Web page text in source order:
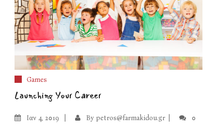
Games
Launching Your Career
Ιαν 4, 2019 By petros@farmakidou.gr
0